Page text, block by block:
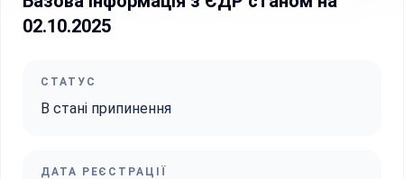
02.10.2025
СТАТУС
В стані припинення
ДАТА РЕЄСТРАЦІЇ